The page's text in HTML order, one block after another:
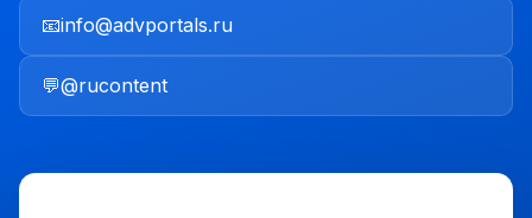
📧info@advportals.ru
💬@rucontent